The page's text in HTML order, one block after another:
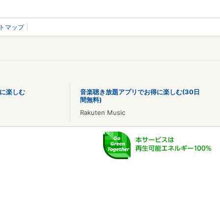
マップ
楽しむ
音楽聴き放題アプリでお得に楽しむ(30日
間無料)
Rakuten Music